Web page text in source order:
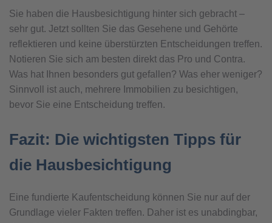
Sie haben die Hausbesichtigung hinter sich gebracht –
sehr gut. Jetzt sollten Sie das Gesehene und Gehörte
reflektieren und keine überstürzten Entscheidungen treffen.
Notieren Sie sich am besten direkt das Pro und Contra.
Was hat Ihnen besonders gut gefallen? Was eher weniger?
Sinnvoll ist auch, mehrere Immobilien zu besichtigen,
bevor Sie eine Entscheidung treffen.
Fazit: Die wichtigsten Tipps für
die Hausbesichtigung
Eine fundierte Kaufentscheidung können Sie nur auf der
Grundlage vieler Fakten treffen. Daher ist es unabdingbar,